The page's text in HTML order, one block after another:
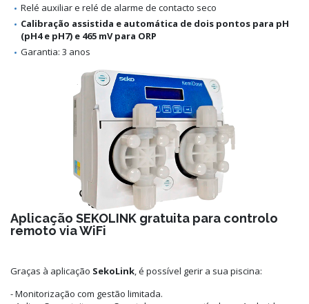
Relé auxiliar e relé de alarme de contacto seco
Calibração assistida e automática de dois pontos para pH
(pH4 e pH7) e 465 mV para ORP
Garantia: 3 anos
Aplicação SEKOLINK gratuita para controlo
remoto via WiFi
Graças à aplicação SekoLink , é possível gerir a sua piscina:
- Monitorização com gestão limitada.